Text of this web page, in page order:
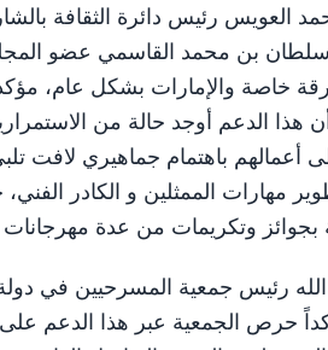
العويس رئيس دائرة الثقافة
سلطان بن محمد القاسمي عضو
خاصة والإمارات بشكل عام،
أن هذا الدعم أوجد حالة من
أعمالهم باهتمام جماهيري لافت
مهارات الممثلين و الكادر
بجوائز وتكريمات من عدة
رئيس جمعية المسرحيين في
مؤكداً حرص الجمعية عبر هذا